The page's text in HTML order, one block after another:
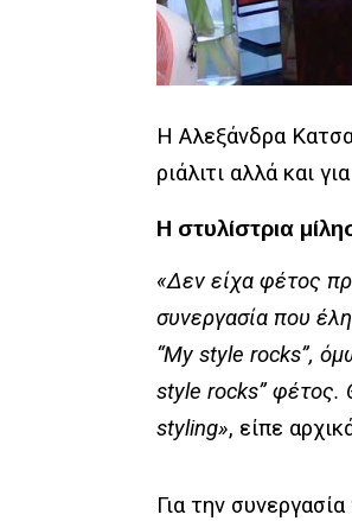
Η Αλεξάνδρα
ριάλιτι αλλά και
Η στυλίστρια
«Δεν είχα φέτος
συνεργασία που
“My style rocks”,
style rocks” φέτος.
styling», είπε
Για την